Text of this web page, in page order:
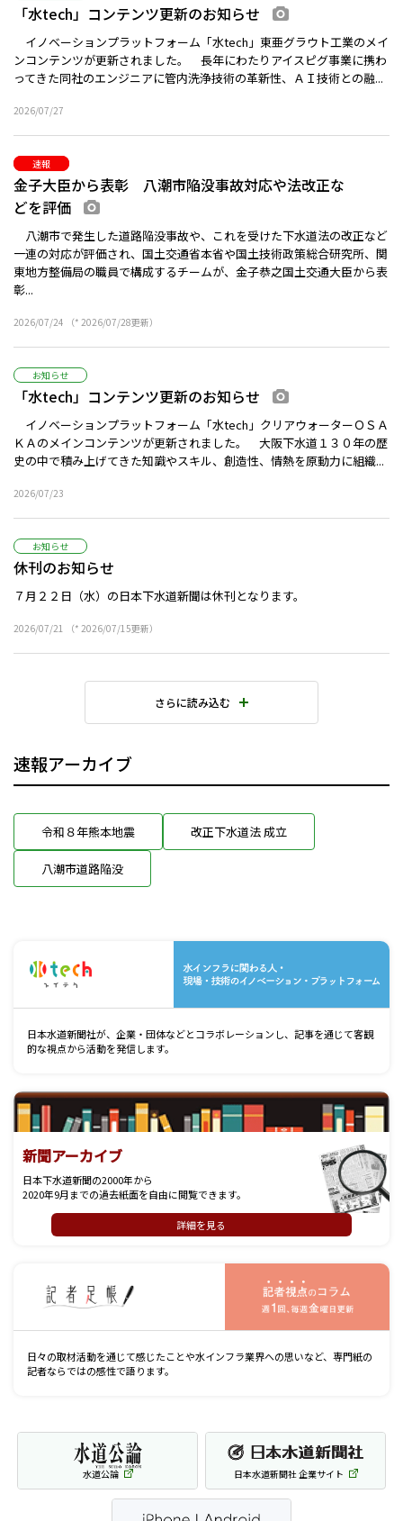
「水tech」コンテンツ更新のお知らせ
イノベーションプラットフォーム「水tech」東亜グラウト工業のメイ
ンコンテンツが更新されました。 長年にわたりアイスピグ事業に携わ
ってきた同社のエンジニアに管内洗浄技術の革新性、ＡＩ技術との融...
2026/07/27
速報
金子大臣から表彰 八潮市陥没事故対応や法改正な
どを評価
八潮市で発生した道路陥没事故や、これを受けた下水道法の改正など
一連の対応が評価され、国土交通省本省や国土技術政策総合研究所、関
東地方整備局の職員で構成するチームが、金子恭之国土交通大臣から表
彰...
2026/07/24 （* 2026/07/28更新）
お知らせ
「水tech」コンテンツ更新のお知らせ
イノベーションプラットフォーム「水tech」クリアウォーターＯＳＡ
ＫＡのメインコンテンツが更新されました。 大阪下水道１３０年の歴
史の中で積み上げてきた知識やスキル、創造性、情熱を原動力に組織...
2026/07/23
お知らせ
休刊のお知らせ
７月２２日（水）の日本下水道新聞は休刊となります。
2026/07/21 （* 2026/07/15更新）
さらに読み込む
速報アーカイブ
令和８年熊本地震 改正下水道法 成立
八潮市道路陥没
日本水道新聞社が、企業・団体などとコラボレーションし、記事を通じて客観
的な視点から活動を発信します。
新聞アーカイブ
日本下水道新聞の2000年から
2020年9月までの過去紙面を自由に閲覧できます。
詳細を見る
日々の取材活動を通じて感じたことや水インフラ業界への思いなど、専門紙の
記者ならではの感性で語ります。
水道公論 日本水道新聞社 企業サイト